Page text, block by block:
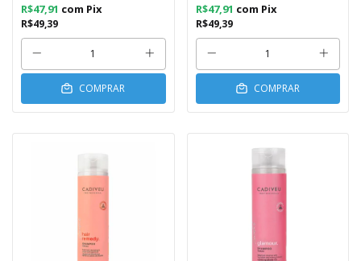
R$49,39
R$47,91 com Pix
COMPRAR
R$49,39
R$47,91 com Pix
COMPRAR